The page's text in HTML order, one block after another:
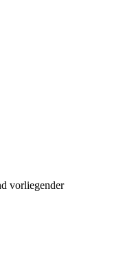
vorliegender